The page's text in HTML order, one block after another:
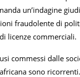
un’indagine
fraudolente di
licenze commerciali.
commessi dalle
sono